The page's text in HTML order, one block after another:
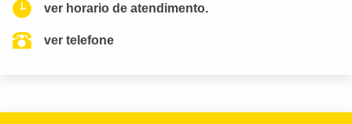
ver horario de atendimento.
ver telefone